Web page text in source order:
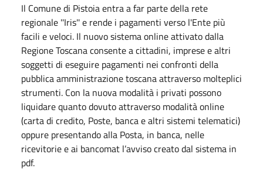
Il Comune di Pistoia entra a far parte della rete
regionale ''Iris'' e rende i pagamenti verso l'Ente più
facili e veloci. Il nuovo sistema online attivato dalla
Regione Toscana consente a cittadini, imprese e altri
soggetti di eseguire pagamenti nei confronti della
pubblica amministrazione toscana attraverso molteplici
strumenti. Con la nuova modalità i privati possono
liquidare quanto dovuto attraverso modalità online
(carta di credito, Poste, banca e altri sistemi telematici)
oppure presentando alla Posta, in banca, nelle
ricevitorie e ai bancomat l’avviso creato dal sistema in
pdf.